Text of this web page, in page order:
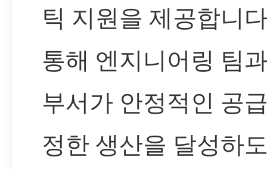
틱 지원을 제공합니
통해 엔지니어링 팀
부서가 안정적인 공
정한 생산을 달성하